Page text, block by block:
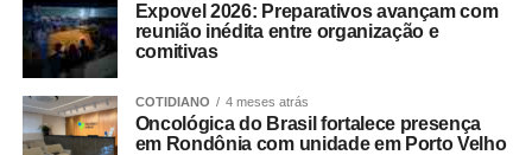
Expovel 2026: Preparativos avançam com
reunião inédita entre organização e
comitivas
COTIDIANO 4 meses atrás
Oncológica do Brasil fortalece presença
em Rondônia com unidade em Porto Velho